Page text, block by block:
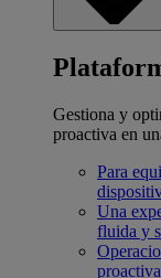
Gestiona y
proactiva en
Para
Una
fluida y